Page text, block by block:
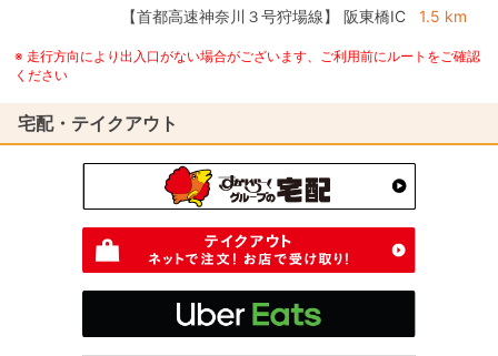
【首都高速神奈川３号狩場線】
阪東橋IC 1.5 km
※ 走行方向により出入口がない場合がございます、ご利用前にルートをご確認
ください
宅配・テイクアウト